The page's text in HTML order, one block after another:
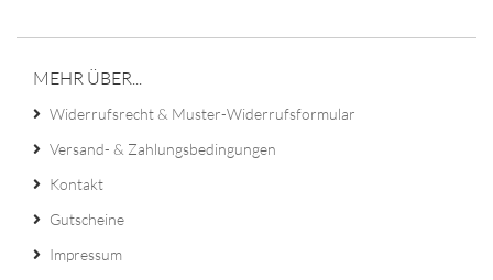
MEHR ÜBER...
Widerrufsrecht & Muster-Widerrufsformular
Versand- & Zahlungsbedingungen
Kontakt
Gutscheine
Impressum